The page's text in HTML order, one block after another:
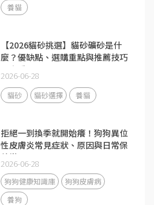
養貓
【2026貓砂挑選】貓砂礦砂是什
麼？優缺點、選購重點與推薦技巧
一次看！
2026-06-28
貓砂 貓砂選擇 養貓
拒絕一到換季就開始癢！狗狗異位
性皮膚炎常見症狀、原因與日常保
養常見問題
2026-06-28
狗狗健康知識庫
狗狗皮膚病
養狗